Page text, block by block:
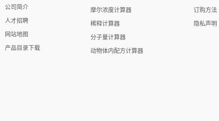
公司简介
人才招聘
网站地图
产品目录下载
摩尔浓度计算器
稀释计算器
分子量计算器
动物体内配方计算器
订购方法
隐私声明